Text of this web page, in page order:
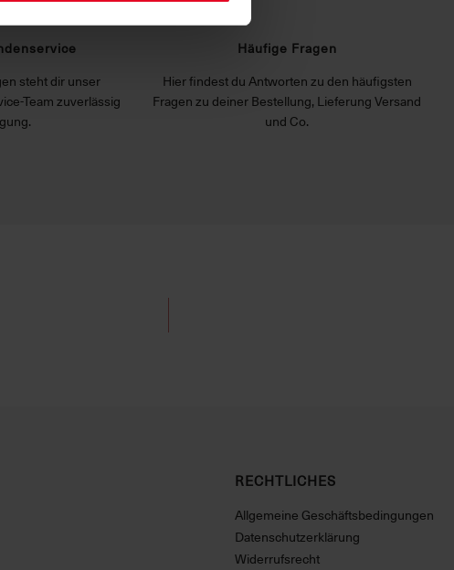
steht dir unser
Team zuverlässig
Häufige Fragen
Hier findest du Antworten zu den häufigsten
Fragen zu deiner Bestellung, Lieferung Versand
und Co.
RECHTLICHES
Allgemeine Geschäftsbedingungen
Datenschutzerklärung
Widerrufsrecht